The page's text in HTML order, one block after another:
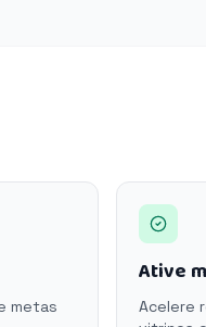
metas
Ative
Acelere